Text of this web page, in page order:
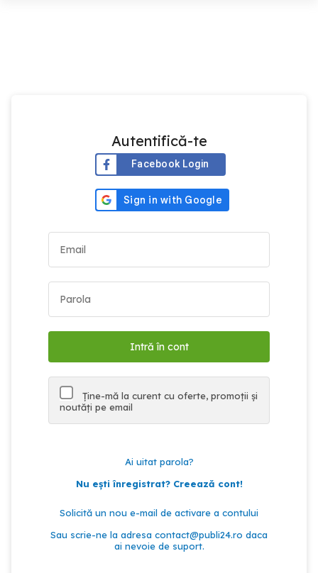
Autentifică-te
Facebook Login
Ține-mă la curent cu oferte, promoții și
noutăți pe email
Ai uitat parola?
Nu ești înregistrat? Creează cont!
Solicită un nou e-mail de activare a contului
Sau scrie-ne la adresa contact@publi24.ro daca
ai nevoie de suport.